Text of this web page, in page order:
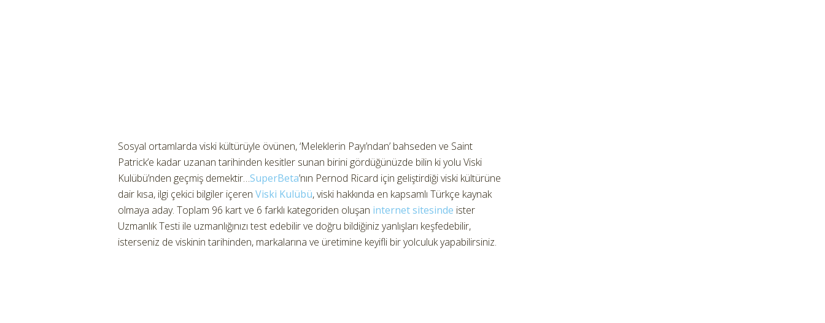
Sosyal ortamlarda viski kültürüyle övünen, ‘Meleklerin Payı’ndan’ bahseden ve Saint
Patrick’e kadar uzanan tarihinden kesitler sunan birini gördüğünüzde bilin ki yolu Viski
Kulübü’nden geçmiş demektir…SuperBeta’nın Pernod Ricard için geliştirdiği viski kültürüne
dair kısa, ilgi çekici bilgiler içeren Viski Kulübü, viski hakkında en kapsamlı Türkçe kaynak
olmaya aday. Toplam 96 kart ve 6 farklı kategoriden oluşan internet sitesinde ister
Uzmanlık Testi ile uzmanlığınızı test edebilir ve doğru bildiğiniz yanlışları keşfedebilir,
isterseniz de viskinin tarihinden, markalarına ve üretimine keyifli bir yolculuk yapabilirsiniz.